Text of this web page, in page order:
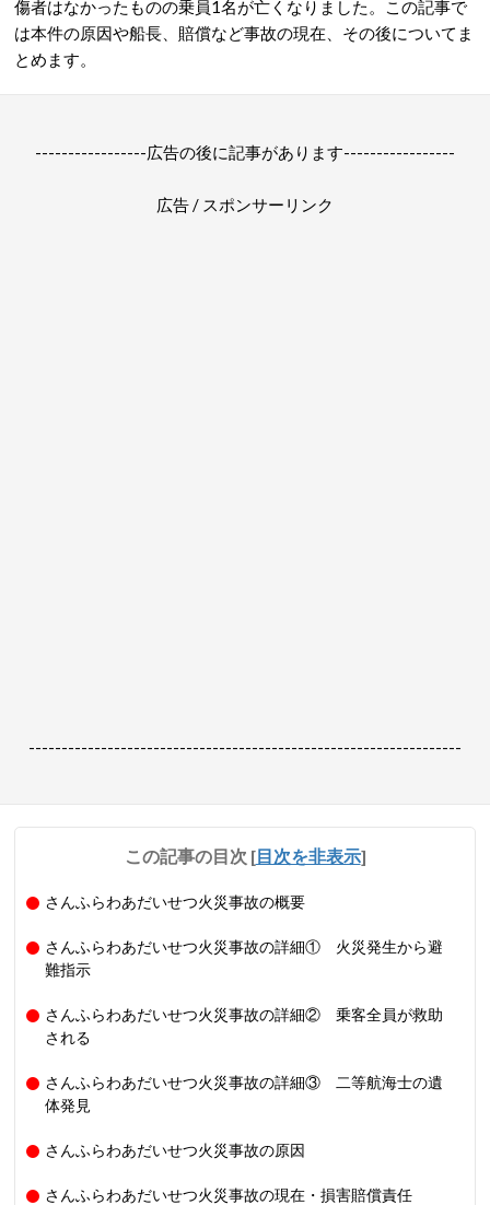
傷者はなかったものの乗員1名が亡くなりました。この記事で
は本件の原因や船長、賠償など事故の現在、その後についてま
とめます。
-----------------広告の後に記事があります-----------------
広告 / スポンサーリンク
------------------------------------------------------------------
この記事の目次 [目次を非表示]
さんふらわあだいせつ火災事故の概要
さんふらわあだいせつ火災事故の詳細① 火災発生から避
難指示
さんふらわあだいせつ火災事故の詳細② 乗客全員が救助
される
さんふらわあだいせつ火災事故の詳細③ 二等航海士の遺
体発見
さんふらわあだいせつ火災事故の原因
さんふらわあだいせつ火災事故の現在・損害賠償責任